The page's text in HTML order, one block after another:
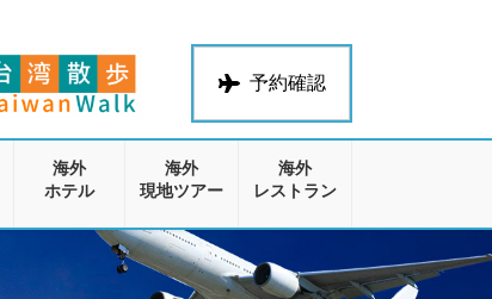
予約確認
海外
ホテル
海外
現地ツアー
海外
レストラン